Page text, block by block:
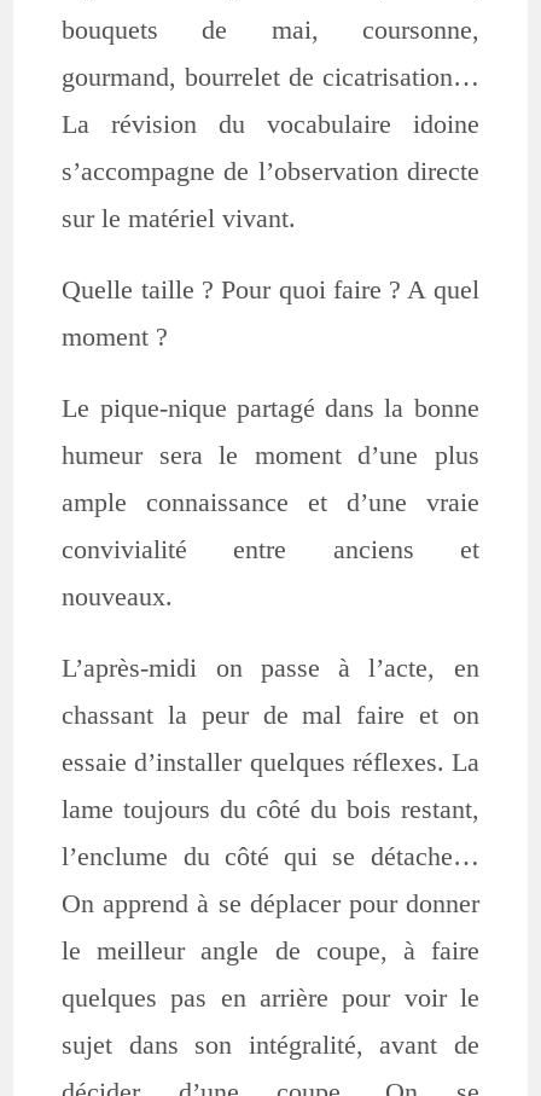
bouquets de mai, coursonne,
gourmand, bourrelet de cicatrisation…
La révision du vocabulaire idoine
s’accompagne de l’observation directe
sur le matériel vivant.
Quelle taille ? Pour quoi faire ? A quel
moment ?
Le pique-nique partagé dans la bonne
humeur sera le moment d’une plus
ample connaissance et d’une vraie
convivialité entre anciens et
nouveaux.
L’après-midi on passe à l’acte, en
chassant la peur de mal faire et on
essaie d’installer quelques réflexes. La
lame toujours du côté du bois restant,
l’enclume du côté qui se détache…
On apprend à se déplacer pour donner
le meilleur angle de coupe, à faire
quelques pas en arrière pour voir le
sujet dans son intégralité, avant de